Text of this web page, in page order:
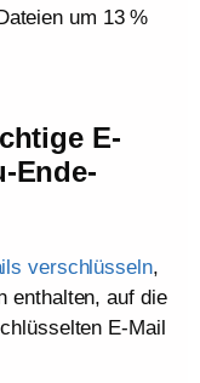
um 13 %
E-
Ende-
verschlüsseln,
enthalten, auf die
E-Mail